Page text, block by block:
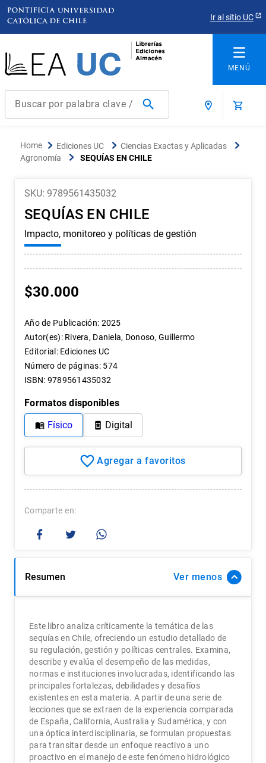
Ir al sitio UC
Buscar por palabra clave / título / autor / producto / ISBN
. derecho
reúso
ediciones uc
arquitectura
historia república chile
historia
10. arte
Ediciones UC
Ciencias Exactas y Aplicadas
Agronomía
SEQUÍAS EN CHILE
SKU: 9789561435032
SEQUÍAS EN CHILE
Impacto, monitoreo y políticas de gestión
$30.000
Año de Publicación: 2025
Autor(es): Rivera, Daniela, Donoso, Guillermo
Editorial: Ediciones UC
Número de páginas: 574
ISBN: 9789561435032
Formatos disponibles
Físico
Digital
Comparte
Resumen Ver
Este libro analiza críticamente la temática de las
sequías en Chile, ofreciendo un estudio detallado de
su regulación, gestión y políticas centrales. Examina,
describe y evalúa el desempeño de las medidas,
normas e instituciones involucradas, identificando las
principales fortalezas, debilidades y desafíos
existentes en esta materia. A partir de una serie de
lecciones que se extraen de la experiencia comparada
de España, California, Australia y Sudamérica, y con
una óptica interdisciplinaria, se formulan propuestas
para transitar desde un enfoque reactivo a uno
proactivo en el manejo de este fenómeno hidrológico